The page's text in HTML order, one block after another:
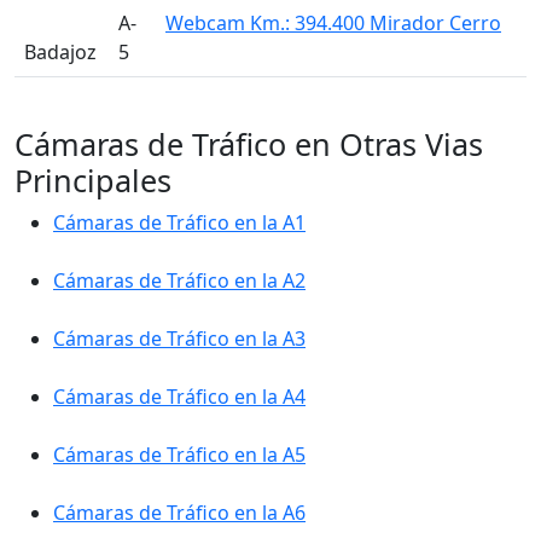
Badajoz
A-
5
Webcam Km.: 394.400 Mirador Cerro
Cámaras de Tráfico en Otras Vias
Principales
Cámaras de Tráfico en la A1
Cámaras de Tráfico en la A2
Cámaras de Tráfico en la A3
Cámaras de Tráfico en la A4
Cámaras de Tráfico en la A5
Cámaras de Tráfico en la A6